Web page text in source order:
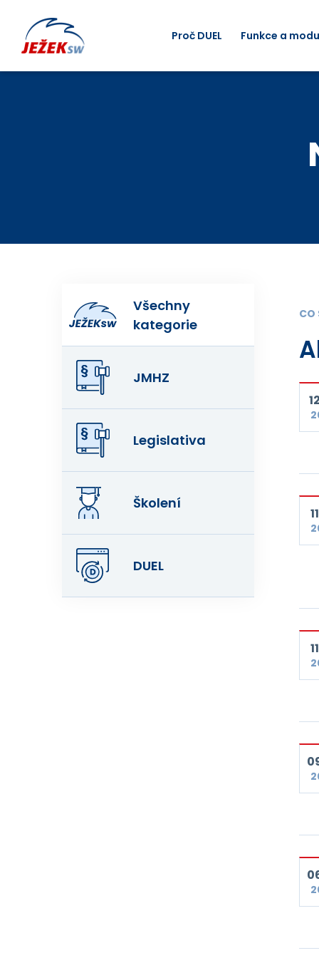
Proč DUEL Funkce a
Všechny
kategorie
JMHZ
Legislativa
Školení
DUEL
CO